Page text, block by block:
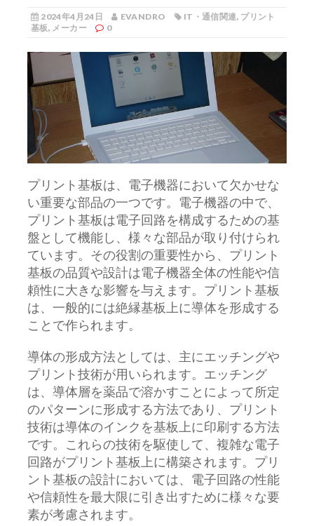
2024年4月24日 EVANDRO IT・通信関連, プリント
基板, メーカー 0
プリント基板は、電子機器において欠かせな
い重要な部品の一つです。 電子機器の中で、
プリント基板は電子回路を構成するための基
盤として機能し、様々な部品が取り付けられ
ています。その役割の重要性から、プリント
基板の品質や設計は電子機器全体の性能や信
頼性に大きな影響を与えます。プリント基板
は、一般的には絶縁基板上に導体を形成する
ことで作られます。
導体の形成方法としては、主にエッチングや
プリント技術が用いられます。エッチング
は、導体層を薬品で溶かすことによって所定
のパターンに形成する方法であり、プリント
技術は導体のインクを基板上に印刷する方法
です。これらの技術を駆使して、複雑な電子
回路がプリント基板上に構築されます。プリ
ント基板の設計においては、電子回路の性能
や信頼性を最大限に引き出すために様々な要
素が考慮されます。